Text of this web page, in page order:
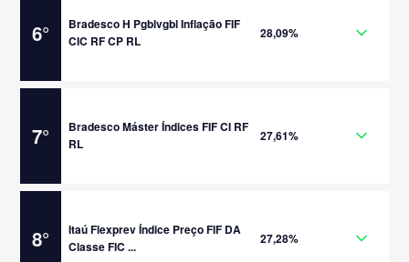
6°
Bradesco H Pgblvgbl Inflação FIF
CIC RF CP RL
28,09%
7°
Bradesco Máster Índices FIF CI RF
RL
27,61%
8°
Itaú Flexprev Índice Preço FIF DA
Classe FIC ...
27,28%